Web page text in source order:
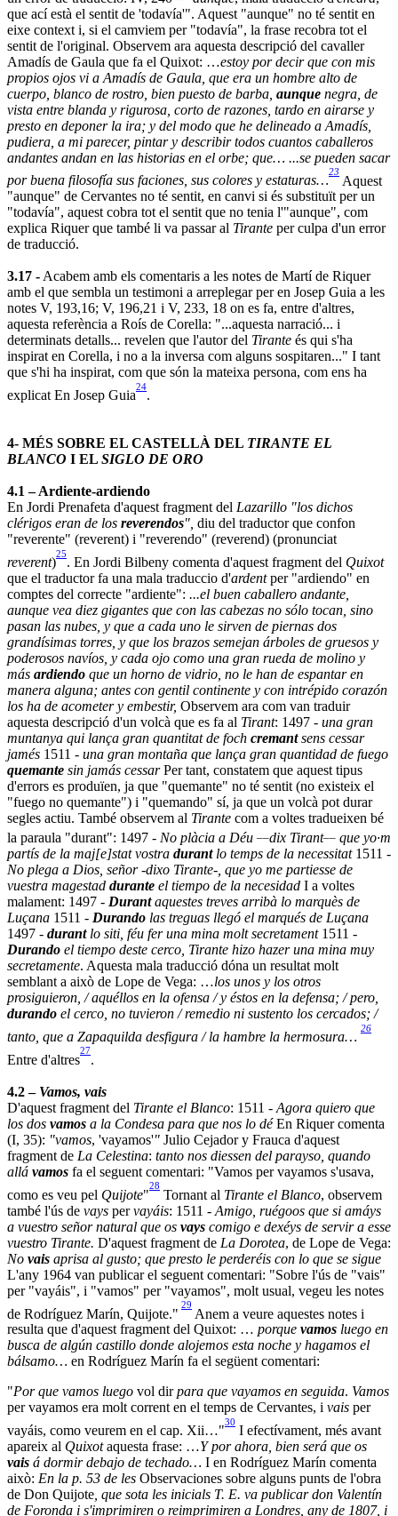
que ací està el sentit de 'todavía'". Aquest "aunque" no té sentit en
eixe context i, si el camviem per "todavía", la frase recobra tot el
sentit de l'original. Observem ara aquesta descripció del cavaller
Amadís de Gaula que fa el Quixot: …estoy por decir que con mis
propios ojos vi a Amadís de Gaula, que era un hombre alto de
cuerpo, blanco de rostro, bien puesto de barba, aunque negra, de
vista entre blanda y rigurosa, corto de razones, tardo en airarse y
presto en deponer la ira; y del modo que he delineado a Amadís,
pudiera, a mi parecer, pintar y describir todos cuantos caballeros
andantes andan en las historias en el orbe; que… ...se pueden sacar
por buena filosofía sus faciones, sus colores y estaturas…
23
Aquest
"aunque" de Cervantes no té sentit, en canvi si és substituït per un
"todavía", aquest cobra tot el sentit que no tenia l'"aunque", com
explica Riquer que també li va passar al Tirante per culpa d'un error
de traducció.
3.17 - Acabem amb els comentaris a les notes de Martí de Riquer
amb el que sembla un testimoni a arreplegar per en Josep Guia a les
notes V, 193,16; V, 196,21 i V, 233, 18 on es fa, entre d'altres,
aquesta referència a Roís de Corella: "...aquesta narració... i
determinats detalls... revelen que l'autor del Tirante és qui s'ha
inspirat en Corella, i no a la inversa com alguns sospitaren..." I tant
que s'hi ha inspirat, com que són la mateixa persona, com ens ha
explicat En Josep Guia
24
.
4- MÉS SOBRE EL CASTELLÀ DEL TIRANTE EL
BLANCO I EL SIGLO DE ORO
4.1 – Ardiente-ardiendo
En Jordi Prenafeta d'aquest fragment del Lazarillo "los dichos
clérigos eran de los reverendos", diu del traductor que confon
"reverente" (reverent) i "reverendo" (reverend) (pronunciat
reverent)
25
. En Jordi Bilbeny comenta d'aquest fragment del Quixot
que el traductor fa una mala traduccio d'ardentper "ardiendo" en
comptes del correcte "ardiente": ...el buen caballero andante,
aunque vea diez gigantes que con las cabezas no sólo tocan, sino
pasan las nubes, y que a cada uno le sirven de piernas dos
grandísimas torres, y que los brazos semejan árboles de gruesos y
poderosos navíos, y cada ojo como una gran rueda de molino y
más ardiendo que un horno de vidrio, no le han de espantar en
manera alguna; antes con gentil continente y con intrépido corazón
los ha de acometer y embestir, Observem ara com van traduir
aquesta descripció d'un volcà que es fa al Tirant: 1497 - una gran
muntanya qui lança gran quantitat de foch cremantsens cessar
jamés 1511 - una gran montaña que lança gran quantidad de fuego
quemante sin jamás cessarPer tant, constatem que aquest tipus
d'errors es produïen, ja que "quemante" no té sentit (no existeix el
"fuego no quemante") i "quemando" sí, ja que un volcà pot durar
segles actiu. També observem al Tirante com a voltes tradueixen bé
la paraula "durant": 1497 - No plàcia a Déu dix Tirant__
que yo·m
partís de la maj[e]stat vostra durantlo temps de la necessitat1511 -
No plega a Dios, señor -dixo Tirante-, que yo me partiesse de
vuestra magestad durante el tiempo de la necesidad I a voltes
malament: 1497 - Durantaquestes treves arribà lo marquès de
Luçana 1511 - Durando las treguas llegó el marqués de Luçana
1497 - durant lo siti, féu fer una mina molt secretament1511 -
Durando el tiempo deste cerco, Tirante hizo hazer una mina muy
secretamente. Aquesta mala traducció dóna un resultat molt
semblant a això de Lope de Vega: …los unos y los otros
prosiguieron, / aquéllos en la ofensa / y éstos en la defensa; / pero,
durando el cerco, no tuvieron / remedio ni sustento los cercados; /
tanto, que a Zapaquilda desfigura / la hambre la hermosura…
26
Entre d'altres
27
.
4.2 – Vamos, vais
D'aquest fragment del Tirante el Blanco: 1511 - Agora quiero que
los dos vamos a la Condesa para que nos lo déEn Riquer comenta
(I, 35): "vamos, 'vayamos'" Julio Cejador y Frauca d'aquest
fragment de La Celestina: tanto nos diessen del parayso, quando
allá vamos fa el seguent comentari: "Vamos per vayamos s'usava,
como es veu pel Quijote"
28
Tornant al Tirante el Blanco, observem
també l'ús de vays pervayáis: 1511 - Amigo, ruégoos que si amáys
a vuestro señor natural que os vays comigo e dexéys de servir a esse
vuestro Tirante. D'aquest fragment de La Dorotea, de Lope de Vega:
No vais aprisa al gusto; que presto le perderéis con lo que se sigue
L'any 1964 van publicar el seguent comentari: "Sobre l'ús de "vais"
per "vayáis", i "vamos" per "vayamos", molt usual, vegeu les notes
de Rodríguez Marín, Quijote."
29
Anem a veure aquestes notes i
resulta que d'aquest fragment del Quixot: … porque vamos luego en
busca de algún castillo donde alojemos esta noche y hagamos el
bálsamo… en Rodríguez Marín fa el següent comentari:
"Por que vamos luego vol dirpara que vayamos en seguida. Vamos
per vayamos era molt corrent en el temps de Cervantes, i vais per
vayáis, como veurem en el cap. Xii…"
30
I efectívament, més avant
apareix al Quixotaquesta frase: …Y por ahora, bien será que os
vais á dormir debajo de techado… I en Rodríguez Marín comenta
això: En la p. 53 de les Observaciones sobre alguns punts de l'obra
de Don Quijote , que sota les inicials T. E. va publicar don Valentín
de Foronda i s'imprimiren o reimprimiren a Londres, any de 1807, i